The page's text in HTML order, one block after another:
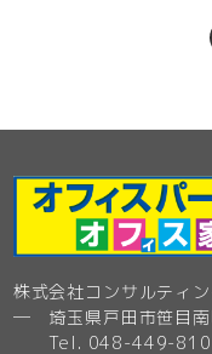
株式会社コンサルティ
─ 埼玉県戸田市笹目
Tel. 048-449-